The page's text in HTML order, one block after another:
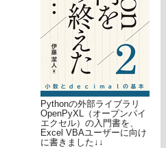
Pythonの外部ライブラリ
OpenPyXL（オープンパイ
エクセル）の入門書を、
Excel VBAユーザーに向け
に書きました↓↓